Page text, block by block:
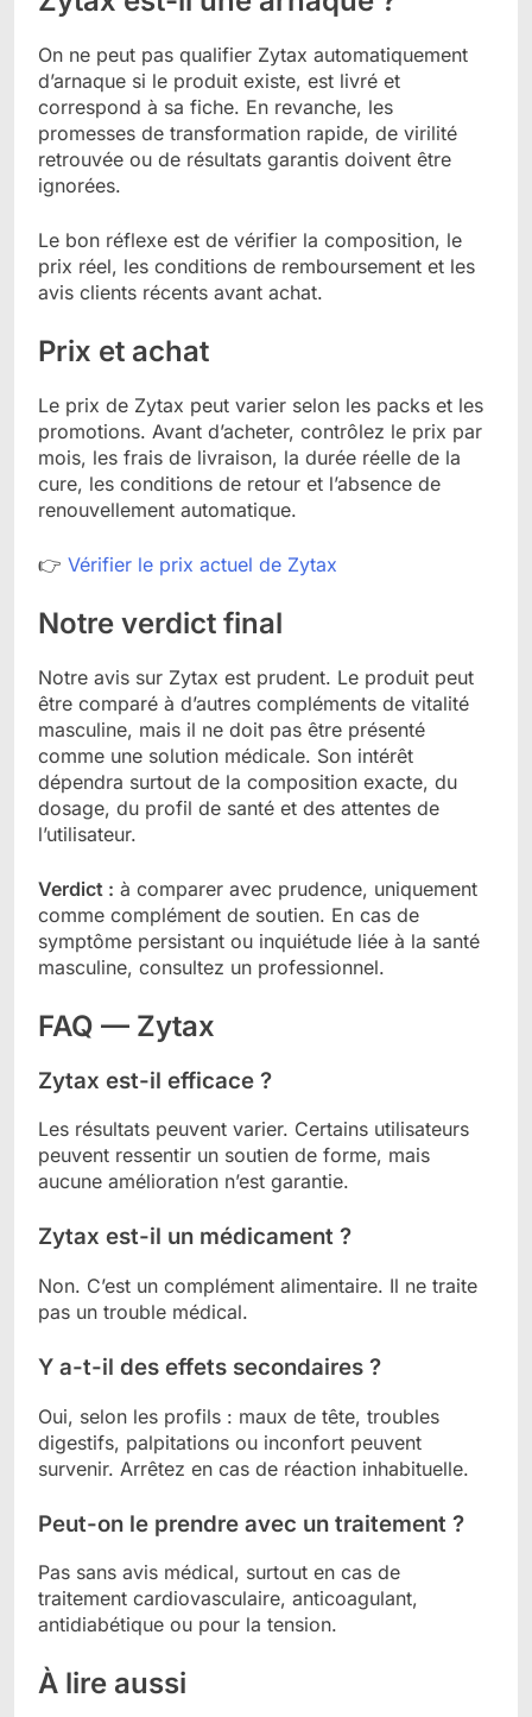
On ne peut pas qualifier Zytax automatiquement
d’arnaque si le produit existe, est livré et
correspond à sa fiche. En revanche, les
promesses de transformation rapide, de virilité
retrouvée ou de résultats garantis doivent être
ignorées.
Le bon réflexe est de vérifier la composition, le
prix réel, les conditions de remboursement et les
avis clients récents avant achat.
Prix et achat
Le prix de Zytax peut varier selon les packs et les
promotions. Avant d’acheter, contrôlez le prix par
mois, les frais de livraison, la durée réelle de la
cure, les conditions de retour et l’absence de
renouvellement automatique.
👉 Vérifier le prix actuel de Zytax
Notre verdict final
Notre avis sur Zytax est prudent. Le produit peut
être comparé à d’autres compléments de vitalité
masculine, mais il ne doit pas être présenté
comme une solution médicale. Son intérêt
dépendra surtout de la composition exacte, du
dosage, du profil de santé et des attentes de
l’utilisateur.
Verdict : à comparer avec prudence, uniquement
comme complément de soutien. En cas de
symptôme persistant ou inquiétude liée à la santé
masculine, consultez un professionnel.
FAQ — Zytax
Zytax est-il efficace ?
Les résultats peuvent varier. Certains utilisateurs
peuvent ressentir un soutien de forme, mais
aucune amélioration n’est garantie.
Zytax est-il un médicament ?
Non. C’est un complément alimentaire. Il ne traite
pas un trouble médical.
Y a-t-il des effets secondaires ?
Oui, selon les profils : maux de tête, troubles
digestifs, palpitations ou inconfort peuvent
survenir. Arrêtez en cas de réaction inhabituelle.
Peut-on le prendre avec un traitement ?
Pas sans avis médical, surtout en cas de
traitement cardiovasculaire, anticoagulant,
antidiabétique ou pour la tension.
À lire aussi